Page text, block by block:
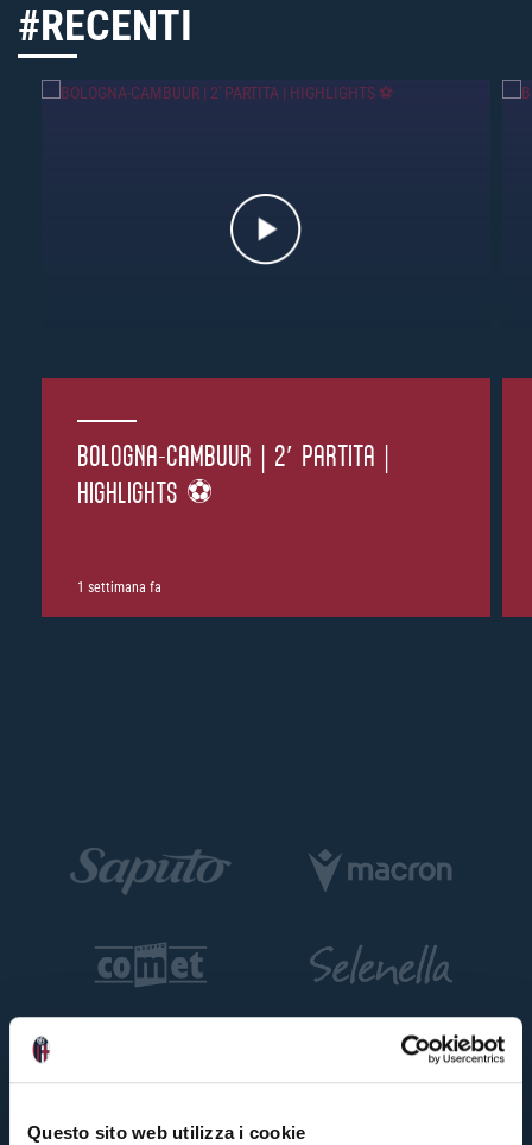
Questo sito web utilizza i cookie
#RECENTI
BOLOGNA-CAMBUUR | 2′ PARTITA |
HIGHLIGHTS ⚽️
1 settimana fa